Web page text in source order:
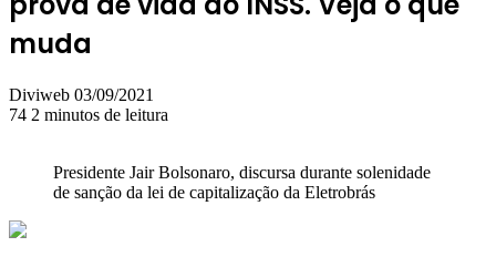
muda
Diviweb Mande
um
03/09/2021
74 2 minutos de leitura
Presidente Jair Bolsonaro, discursa durante solenidade
de sanção da lei de capitalização da Eletrobrás